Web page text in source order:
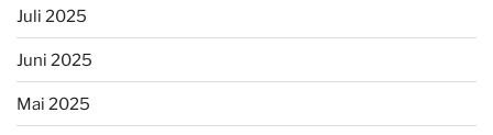
Juli 2025
Juni 2025
Mai 2025